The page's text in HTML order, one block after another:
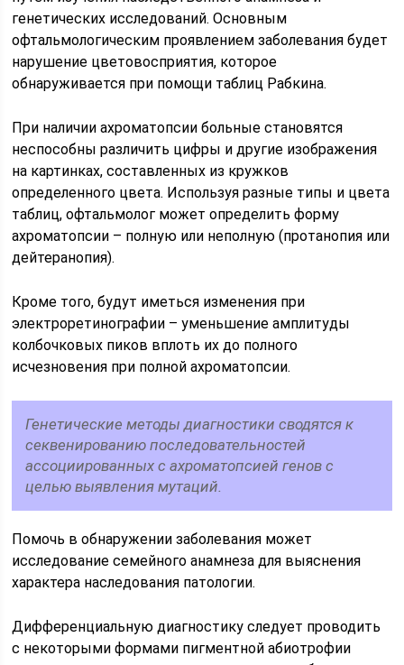
генетических исследований. Основным
офтальмологическим проявлением заболевания будет
нарушение цветовосприятия, которое
обнаруживается при помощи таблиц Рабкина.
При наличии ахроматопсии больные становятся
неспособны различить цифры и другие изображения
на картинках, составленных из кружков
определенного цвета. Используя разные типы и цвета
таблиц, офтальмолог может определить форму
ахроматопсии – полную или неполную (протанопия или
дейтеранопия).
Кроме того, будут иметься изменения при
электроретинографии – уменьшение амплитуды
колбочковых пиков вплоть их до полного
исчезновения при полной ахроматопсии.
Генетические методы диагностики сводятся к
секвенированию последовательностей
ассоциированных с ахроматопсией генов с
целью выявления мутаций.
Помочь в обнаружении заболевания может
исследование семейного анамнеза для выяснения
характера наследования патологии.
Дифференциальную диагностику следует проводить
с некоторыми формами пигментной абиотрофии